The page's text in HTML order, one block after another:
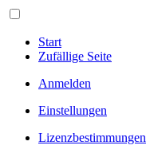
Start
Zufällige Seite
Anmelden
Einstellungen
Lizenzbestimmungen